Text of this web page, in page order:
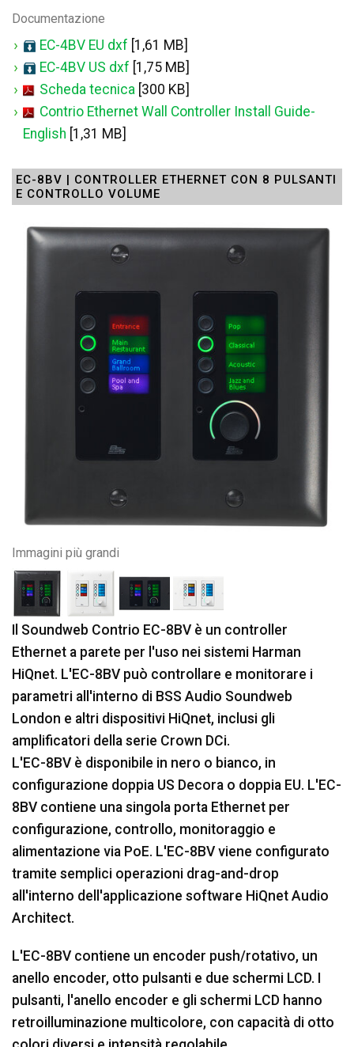
Documentazione
EC-4BV EU dxf [1,61 MB]
EC-4BV US dxf [1,75 MB]
Scheda tecnica [300 KB]
Contrio Ethernet Wall Controller Install Guide-
English [1,31 MB]
EC-8BV | CONTROLLER ETHERNET CON 8 PULSANTI
E CONTROLLO VOLUME
Immagini più grandi
Il Soundweb Contrio EC-8BV è un controller
Ethernet a parete per l'uso nei sistemi Harman
HiQnet. L'EC-8BV può controllare e monitorare i
parametri all'interno di BSS Audio Soundweb
London e altri dispositivi HiQnet, inclusi gli
amplificatori della serie Crown DCi.
L'EC-8BV è disponibile in nero o bianco, in
configurazione doppia US Decora o doppia EU. L'EC-
8BV contiene una singola porta Ethernet per
configurazione, controllo, monitoraggio e
alimentazione via PoE. L'EC-8BV viene configurato
tramite semplici operazioni drag-and-drop
all'interno dell'applicazione software HiQnet Audio
Architect.
L'EC-8BV contiene un encoder push/rotativo, un
anello encoder, otto pulsanti e due schermi LCD. I
pulsanti, l'anello encoder e gli schermi LCD hanno
retroilluminazione multicolore, con capacità di otto